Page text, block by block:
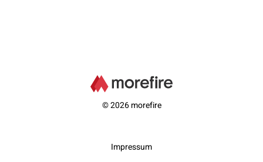
© 2026 morefire
Impressum